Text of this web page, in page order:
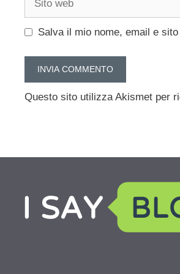
Salva il mio nome, email e
Questo sito utilizza Akismet per